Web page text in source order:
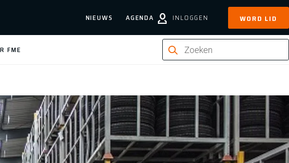
NIEUWS AGENDA INLOGGEN WORD LID
FME